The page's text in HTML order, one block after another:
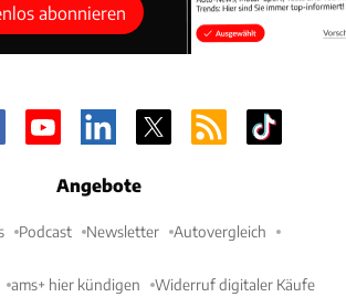
abonnieren
Angebote
Podcast Newsletter Autovergleich
ams+ hier kündigen Widerruf digitaler Käufe